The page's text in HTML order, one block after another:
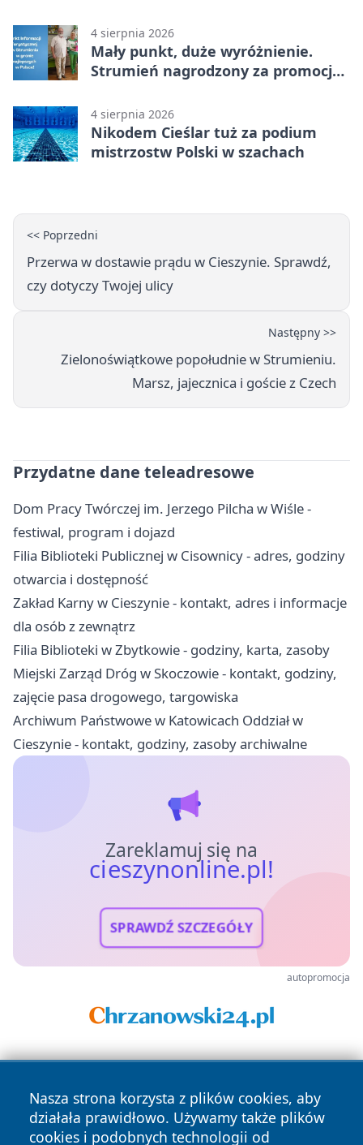
4 sierpnia 2026
Mały punkt, duże wyróżnienie.
Strumień nagrodzony za promocję
4 sierpnia 2026
Nikodem Cieślar tuż za podium
mistrzostw Polski w szachach
<< Poprzedni
Przerwa w dostawie prądu w Cieszynie. Sprawdź,
czy dotyczy Twojej ulicy
Następny >>
Zielonoświątkowe popołudnie w Strumieniu.
Marsz, jajecznica i goście z Czech
Przydatne dane teleadresowe
Dom Pracy Twórczej im. Jerzego Pilcha w Wiśle -
festiwal, program i dojazd
Filia Biblioteki Publicznej w Cisownicy - adres, godziny
otwarcia i dostępność
Zakład Karny w Cieszynie - kontakt, adres i informacje
dla osób z zewnątrz
Filia Biblioteki w Zbytkowie - godziny, karta, zasoby
Miejski Zarząd Dróg w Skoczowie - kontakt, godziny,
zajęcie pasa drogowego, targowiska
Archiwum Państwowe w Katowicach Oddział w
Cieszynie - kontakt, godziny, zasoby archiwalne
Zareklamuj się na
cieszynonline.pl!
SPRAWDŹ SZCZEGÓŁY
autopromocja
Nasza strona korzysta z plików cookies, aby
działała prawidłowo. Używamy także plików
cookies i podobnych technologii od